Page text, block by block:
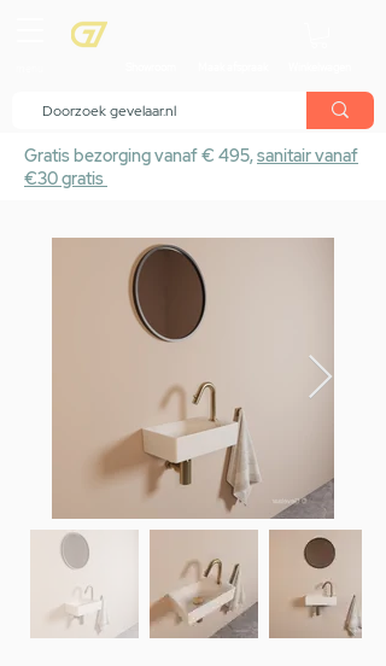
Gratis bezorging vanaf € 495,sanitair vanaf
€30 gratis